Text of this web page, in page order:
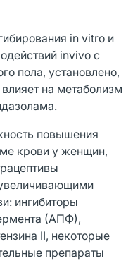
in vitro и
invivo с
пола, установлено,
на метаболизм
повышения
крови у женщин,
ингибиторы
(АПФ),
II, некоторые
препараты